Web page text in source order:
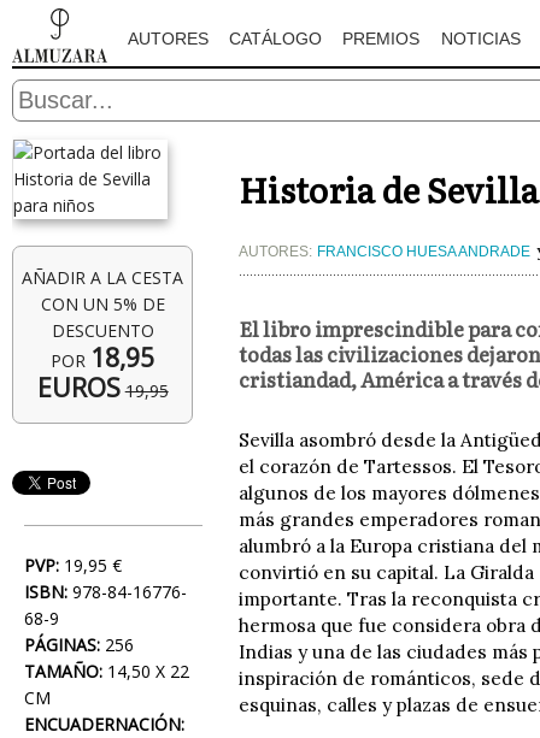
AUTORES CATÁLOGO PREMIOS NOTICIAS
AÑADIR A LA CESTA
CON UN 5% DE
DESCUENTO
POR 18,95
EUROS 19,95
PVP: 19,95 €
ISBN: 978-84-16776-
68-9
PÁGINAS: 256
TAMAÑO: 14,50 X 22
CM
ENCUADERNACIÓN:
Historia de
AUTORES: FRANCISCO HUESA ANDRADE
El libro imprescindible para
todas las civilizaciones
cristiandad, América a través
Sevilla asombró desde la
el corazón de Tartessos. El
algunos de los mayores
más grandes emperadores
alumbró a la Europa cristiana del
convirtió en su capital. La
importante. Tras la reconquista
hermosa que fue considera obra
Indias y una de las ciudades
inspiración de románticos, sede
esquinas, calles y plazas de